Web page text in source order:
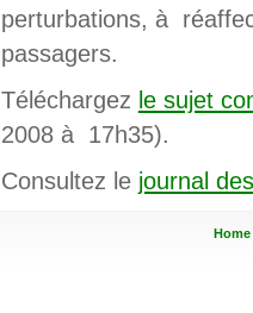
perturbations, à
passagers.
Téléchargez le sujet
2008 à 17h35).
Consultez le journal
Home